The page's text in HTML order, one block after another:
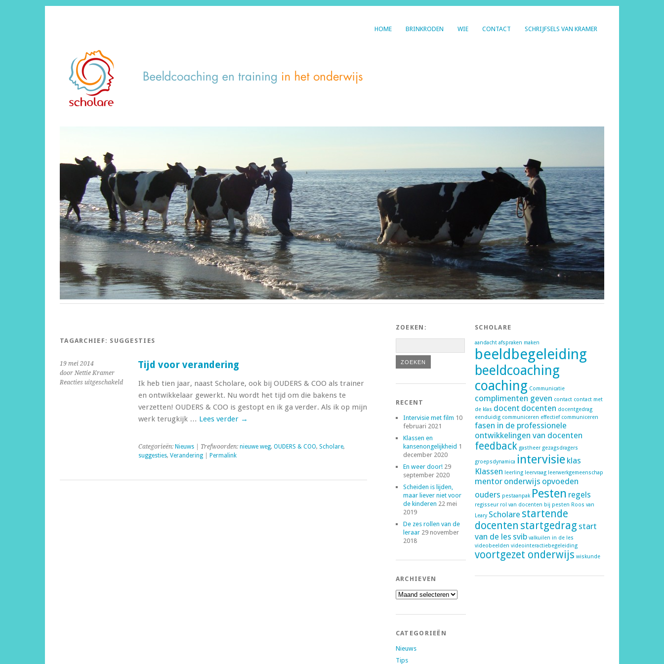
HOME BRINKRODEN WIE CONTACT SCHRIJFSELS VAN KRAMER
TAGARCHIEF: SUGGESTIES
19 mei 2014
door Nettie Kramer
Reacties uitgeschakeldvoor
verandering
Tijd voor verandering
Ik heb tien jaar, naast Scholare, ook bij OUDERS & COO als trainer
en ontwikkelaar gewerkt. Nu wordt het tijd om die bakens te
verzetten! OUDERS & COO is gestopt en ik ga verder. Als ik op mijn
werk terugkijk … Lees verder →
Categorieën: Nieuws| Trefwoorden: nieuwe weg, OUDERS & COO, Scholare,
suggesties, Verandering| Permalink
ZOEKEN:
RECENT
Intervisie met film 10
februari 2021
Klassen en
kansenongelijkheid 1
december 2020
En weer door! 29
september 2020
Scheiden is lijden,
maar liever niet voor
de kinderen 22 mei
2019
De zes rollen van de
leraar 29 november
2018
ARCHIEVEN
Archieven
CATEGORIEËN
Nieuws
Tips
SCHOLARE
aandacht afspraken maken
beeldbegeleiding
beeldcoaching
coaching Communicatie
complimenten geven contact contact met
de klas docent docenten docentgedrag
eenduidig communiceren effectief communiceren
fasen in de professionele
ontwikkelingen van docenten
feedback gastheer gezagsdragers
groepsdynamica intervisie klas
Klassen leerling leervraag leerwerkgemeenschap
mentor onderwijs opvoeden
ouders pestaanpak Pesten regels
regisseur rol van docenten bij pesten Roos van
Leary Scholare startende
docenten startgedrag start
van de les svib valkuilen in de les
videobeelden videointeractiebegeleiding
voortgezet onderwijs wiskunde